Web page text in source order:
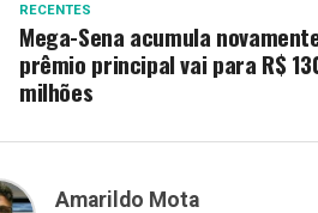
RECENTES
Mega-Sena acumula
prêmio principal vai para R$
milhões
Amarildo Mota